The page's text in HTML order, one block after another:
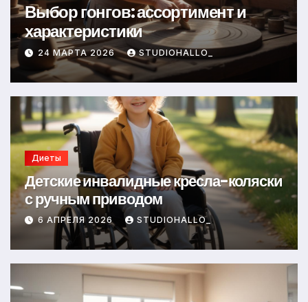
Выбор гонгов: ассортимент и
характеристики
24 МАРТА 2026 STUDIOHALLO_
Диеты
Детские инвалидные кресла-коляски
с ручным приводом
6 АПРЕЛЯ 2026 STUDIOHALLO_